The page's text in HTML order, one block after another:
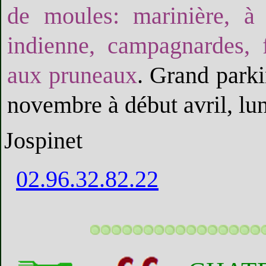
de moules: marinière,
indienne,
aux pruneaux. Grand
novembre à début avril,
Jospinet
02.96.32.82.22